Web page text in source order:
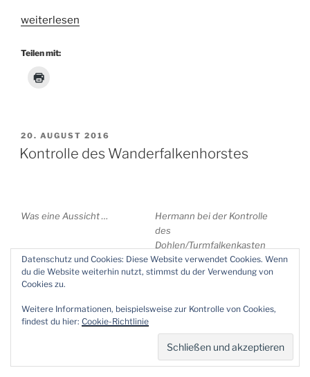
„Sonntagserlebnis
Eisvogel“
weiterlesen
Teilen mit:
VERÖFFENTLICHT
AM
20. AUGUST 2016
Kontrolle des Wanderfalkenhorstes
Was eine Aussicht …
Hermann bei der Kontrolle
des
Dohlen/Turmfalkenkasten
Mauserseglerhotel …
Wanderfalke wird in der
gepflegt.
Datenschutz und Cookies: Diese Website verwendet Cookies. Wenn
du die Website weiterhin nutzt, stimmst du der Verwendung von
Cookies zu.
Weitere Informationen, beispielsweise zur Kontrolle von Cookies,
findest du hier: Cookie-Richtlinie